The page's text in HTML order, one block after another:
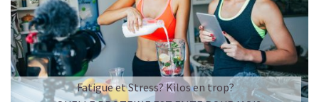
Imaginez un caramel fondant qui se mêle à un café
frappé crémeux, sans sucre raffiné et boosté en
protéines végétales.
C’est la boisson plaisir par excellence — celle qui
réconcilie dessert glacé et nutrition.
Fatigue et Stress? Kilos en trop?